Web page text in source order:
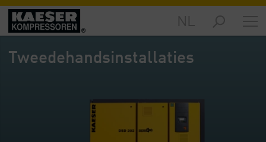
Producten
-
Overzicht
Tweedehandsinstallaties